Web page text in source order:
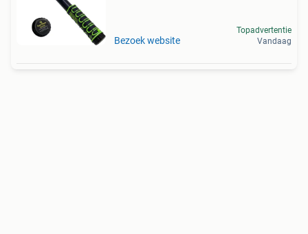
Bezoek website
Topadvertentie
Vandaag